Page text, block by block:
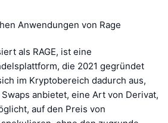
Anwendungen von Rage
als RAGE, ist eine
die 2021 gegründet
im Kryptobereich dadurch aus,
anbietet, eine Art von Derivat,
auf den Preis von